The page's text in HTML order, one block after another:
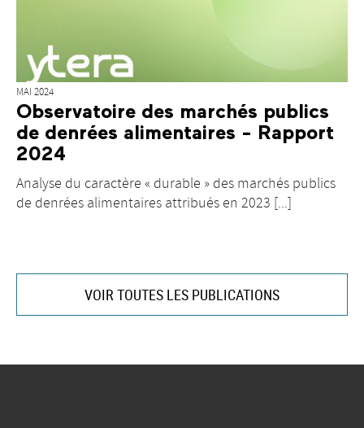
MAI 2024
Observatoire des marchés publics
de denrées alimentaires - Rapport
2024
Analyse du caractère « durable » des marchés publics
de denrées alimentaires attribués en 2023 [...]
VOIR TOUTES LES PUBLICATIONS